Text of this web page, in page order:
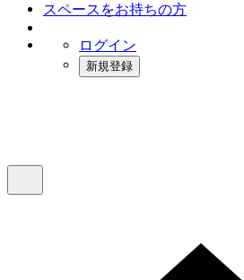
スペースをお持ちの方
ログイン
新規登録